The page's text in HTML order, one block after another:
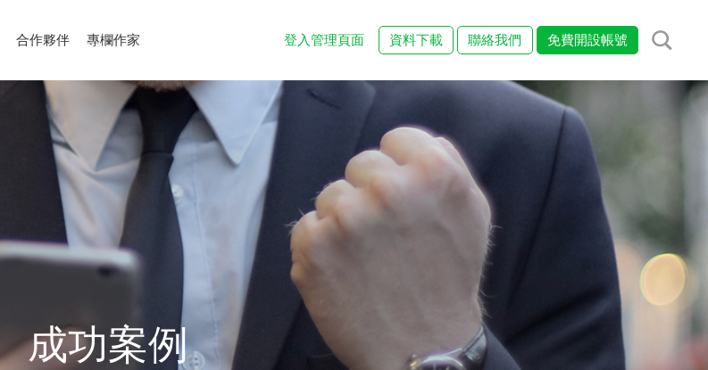
合作夥伴 專欄作家 登入管理頁面 資料下載 聯絡我們 免費開設帳號
成功案例